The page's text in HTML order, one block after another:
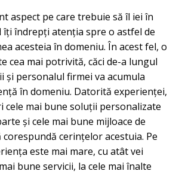
aspect pe care trebuie să îl iei în
îți îndrepți atenția spre o astfel de
acesteia în domeniu. În acest fel, o
cea mai potrivită, căci de-a lungul
și personalul firmei va acumula
în domeniu. Datorită experienței,
cele mai bune soluții personalizate
și cele mai bune mijloace de
cerințelor acestuia. Pe
este mai mare, cu atât vei
bune servicii, la cele mai înalte